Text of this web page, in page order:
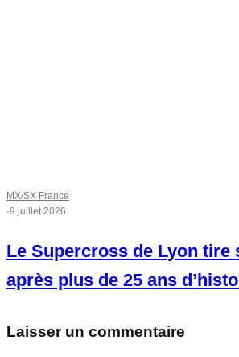
MX/SX France
·9 juillet 2026
Le Supercross de Lyon tire
après plus de 25 ans
Laisser un commentaire